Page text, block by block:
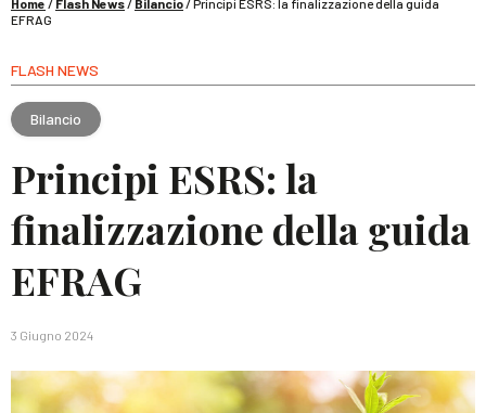
Home / Flash News/ Bilancio/Principi ESRS: la finalizzazione della guida
EFRAG
FLASH NEWS
Bilancio
Principi ESRS: la
finalizzazione della guida
EFRAG
3 Giugno 2024